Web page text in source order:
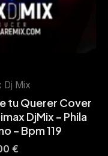
Dj Mix
tu Querer Cover
DjMix – Phila
– Bpm 119
€